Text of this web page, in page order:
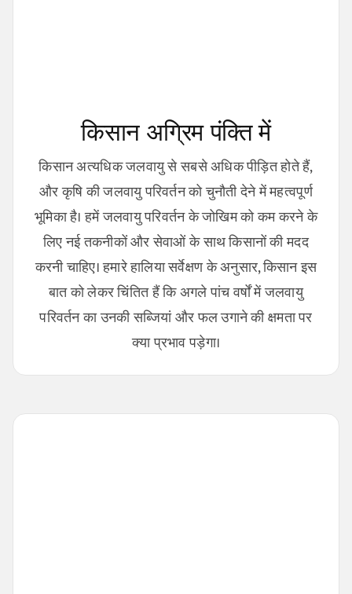
किसान अग्रिम पंक्ति में
किसान अत्यधिक जलवायु से सबसे अधिक पीड़ित होते हैं,
और कृषि की जलवायु परिवर्तन को चुनौती देने में महत्वपूर्ण
भूमिका है। हमें जलवायु परिवर्तन के जोखिम को कम करने के
लिए नई तकनीकों और सेवाओं के साथ किसानों की मदद
करनी चाहिए। हमारे हालिया सर्वेक्षण के अनुसार, किसान इस
बात को लेकर चिंतित हैं कि अगले पांच वर्षों में जलवायु
परिवर्तन का उनकी सब्जियां और फल उगाने की क्षमता पर
क्या प्रभाव पड़ेगा।